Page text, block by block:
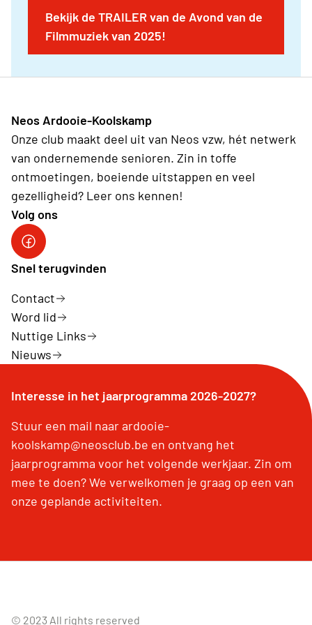
Bekijk de TRAILER van de Avond van de
Filmmuziek van 2025!
Neos Ardooie-Koolskamp
Onze club maakt deel uit van Neos vzw, hét netwerk
van ondernemende senioren. Zin in toffe
ontmoetingen, boeiende uitstappen en veel
gezelligheid? Leer ons kennen!
Volg ons
Neos Ardooie-Koolskamp
Snel terugvinden
Contact
Word lid
Nuttige Links
Nieuws
Interesse in het jaarprogramma 2026-2027?
Stuur een mail naar ardooie-
koolskamp@neosclub.be en ontvang het
jaarprogramma voor het volgende werkjaar. Zin om
mee te doen? We verwelkomen je graag op een van
onze geplande activiteiten.
© 2023 All rights reserved